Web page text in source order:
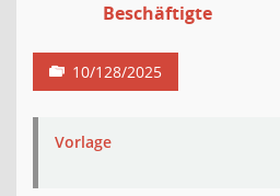
Beschäftigte
10/128/2025
Vorlage